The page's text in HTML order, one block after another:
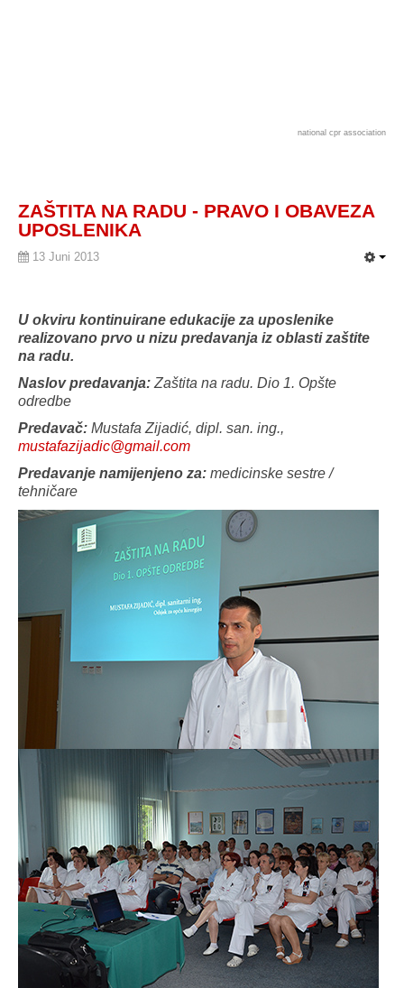
national cpr association
ZAŠTITA NA RADU - PRAVO I OBAVEZA
UPOSLENIKA
13 Juni 2013
U okviru kontinuirane edukacije za uposlenike
realizovano prvo u nizu predavanja iz oblasti zaštite
na radu.
Naslov predavanja: Zaštita na radu. Dio 1. Opšte
odredbe
Predavač: Mustafa Zijadić, dipl. san. ing.,
mustafazijadic@gmail.com
Predavanje namijenjeno za: medicinske sestre /
tehničare